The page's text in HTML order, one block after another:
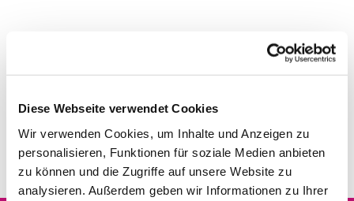
Diese Webseite verwendet Cookies
Wir verwenden Cookies, um Inhalte und Anzeigen zu
personalisieren, Funktionen für soziale Medien anbieten
zu können und die Zugriffe auf unsere Website zu
analysieren. Außerdem geben wir Informationen zu Ihrer